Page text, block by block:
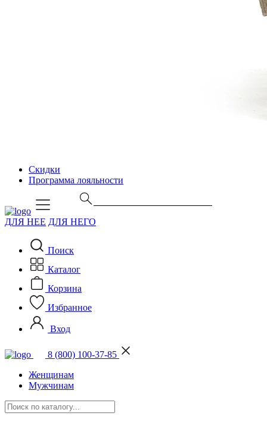
Скидки
Программа лояльности
ДЛЯ НЕЕ ДЛЯ НЕГО
Поиск
Каталог
Корзина
Избранное
Вход
8 (800) 100-37-85
Женщинам
Мужчинам